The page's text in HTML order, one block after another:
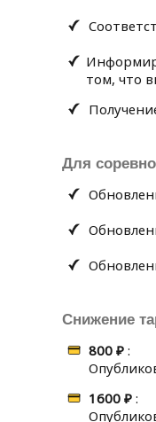
том, что
Для
Снижение
800 ₽ :
1600 ₽ :